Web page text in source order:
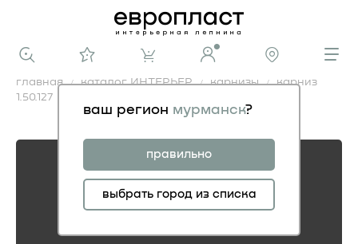
ваш регион мурманск?
правильно
выбрать город из списка
главная каталог ИНТЕРЬЕР карнизы
карниз
1.50.127
карниз 1.50.127